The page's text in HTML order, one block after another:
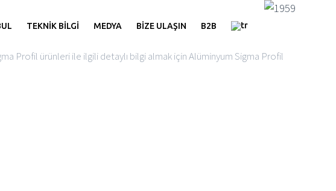
TEKNİK BİLGİ MEDYA BİZE ULAŞIN B2B
Profil ürünleri ile ilgili detaylı bilgi almak için Alüminyum Sigma Profil